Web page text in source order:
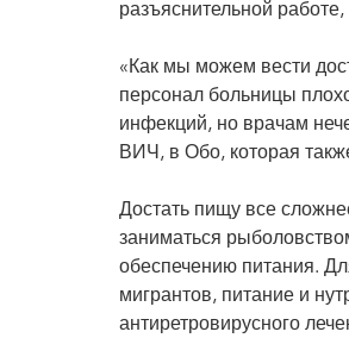
разъяснительной
«Как мы можем вести
персонал больницы
инфекций, но врачам
ВИЧ, в Обо, которая
Достать пищу все
заниматься
обеспечению питания.
мигрантов, питание и
антиретровирусного